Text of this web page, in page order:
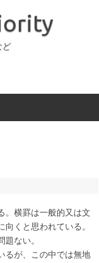
ど
。横罫は一般的又は文
くと思われている。
ない。
るが、この中では無地